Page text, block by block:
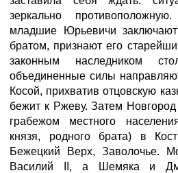
зеркально
младшие Юрьевичи
братом, признают его
законным наследником
объединенные силы
Косой, прихватив отцовскую
бежит к Ржеву. Затем
грабежом местного
князя, родного брата) в
Бежецкий Верх, Заволочье.
Василий II, а Шемяка и